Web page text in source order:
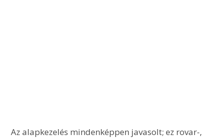
Az alapkezelés mindenképpen javasolt; ez rovar-,